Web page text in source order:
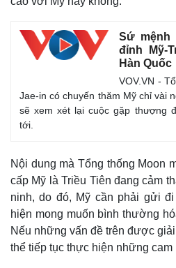
Sứ mệnh
đỉnh Mỹ-
Hàn Quốc
VOV.VN -
Jae-in có chuyến thăm Mỹ chỉ vài
sẽ xem xét lại cuộc gặp thượng
tới.
Nội dung mà Tổng thống Moon
cấp Mỹ là Triều Tiên đang cảm
ninh, do đó, Mỹ cần phải gửi
hiện mong muốn bình thường
Nếu những vấn đề trên được
thể tiếp tục thực hiện những cam